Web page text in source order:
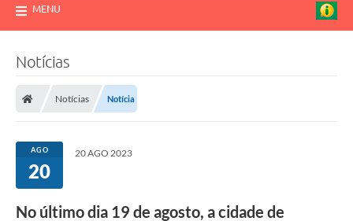
MENU
Notícias
Notícias Notícia
AGO
20
20 AGO 2023
No último dia 19 de agosto, a cidade de